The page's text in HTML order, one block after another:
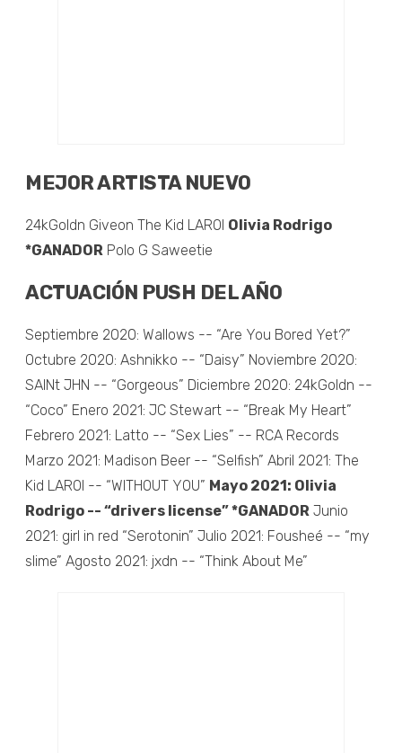
MEJOR ARTISTA NUEVO
24kGoldn Giveon The Kid LAROI Olivia Rodrigo
*GANADOR Polo G Saweetie
ACTUACIÓN PUSH DEL AÑO
Septiembre 2020: Wallows -- “Are You Bored Yet?”
Octubre 2020: Ashnikko -- “Daisy” Noviembre 2020:
SAINt JHN -- “Gorgeous” Diciembre 2020: 24kGoldn --
“Coco” Enero 2021: JC Stewart -- “Break My Heart”
Febrero 2021: Latto -- “Sex Lies” -- RCA Records
Marzo 2021: Madison Beer -- “Selfish” Abril 2021: The
Kid LAROI -- “WITHOUT YOU” Mayo 2021: Olivia
Rodrigo -- “drivers license” *GANADOR Junio
2021: girl in red “Serotonin” Julio 2021: Fousheé -- “my
slime” Agosto 2021: jxdn -- “Think About Me”